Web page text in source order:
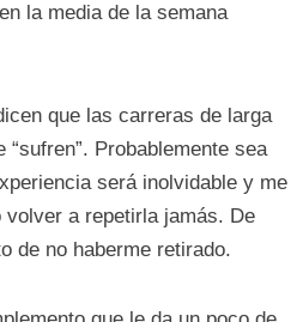
la media de la semana
que las carreras de larga
“sufren”. Probablemente sea
será inolvidable y me
a repetirla jamás. De
de no haberme retirado.